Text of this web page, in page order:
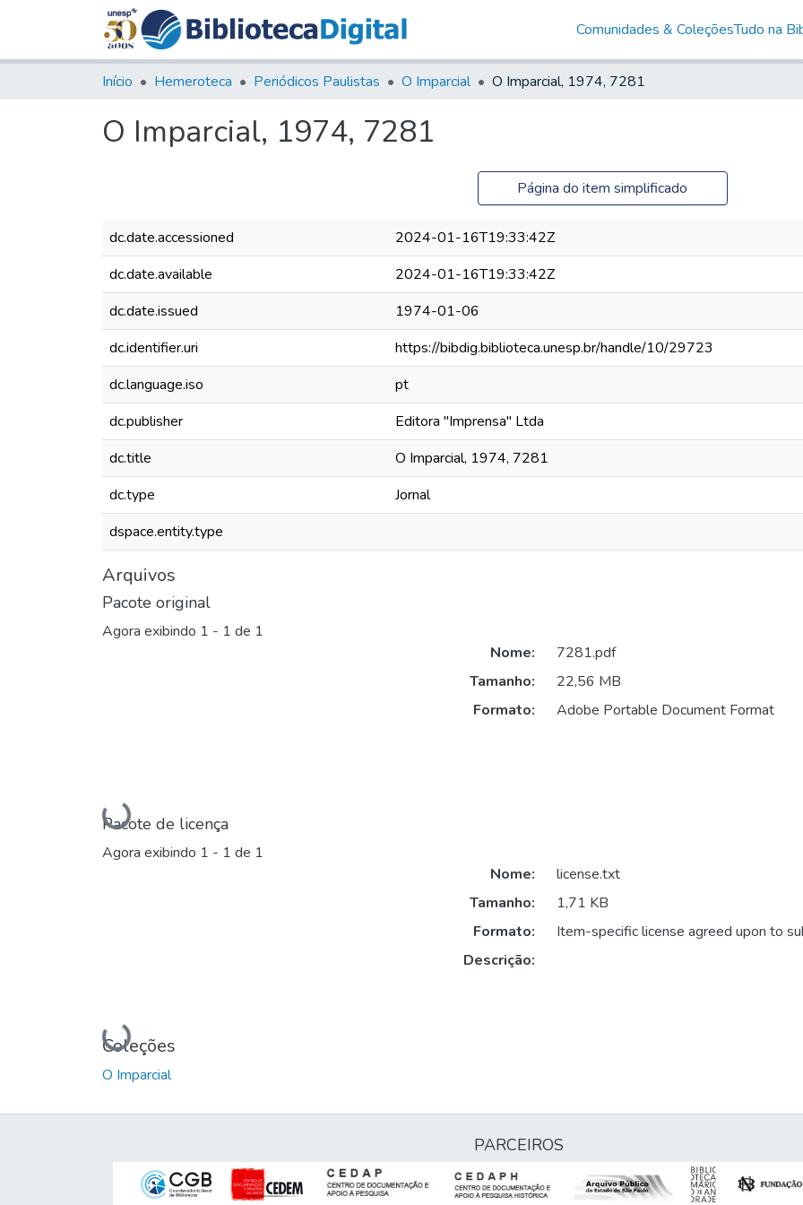
Comunidades & ColeçõesTudo na
Início Hemeroteca Periódicos Paulistas O Imparcial O Imparcial, 1974, 7281
O Imparcial, 1974, 7281
Página do item simplificado
dc.date.accessioned
2024-01-16T19:33:42Z
dc.date.available
2024-01-16T19:33:42Z
dc.date.issued
1974-01-06
dc.identifier.uri
https://bibdig.biblioteca.unesp.br/handle/10/29723
dc.language.iso
pt
dc.publisher
Editora "Imprensa" Ltda
dc.title
O Imparcial, 1974, 7281
dc.type
Jornal
dspace.entity.type
Arquivos
Pacote original
Agora exibindo 1 - 1 de 1
Carregando...
Nome:
7281.pdf
Tamanho:
22,56 MB
Formato:
Adobe Portable Document Format
Pacote de licença
Agora exibindo 1 - 1 de 1
Carregando...
Nome:
license.txt
Tamanho:
1,71 KB
Formato:
Item-specific license agreed upon to
Descrição:
Coleções
O Imparcial
PARCEIROS